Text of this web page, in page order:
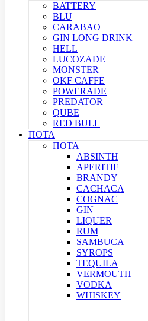
BATTERY
BLU
CARABAO
GIN LONG DRINK
HELL
LUCOZADE
MONSTER
OKF CAFFE
POWERADE
PREDATOR
QUBE
RED BULL
ΠΟΤΑ
ΠΟΤΑ
ABSINTH
APERITIF
BRANDY
CACHACA
COGNAC
GIN
LIQUER
RUM
SAMBUCA
SYROPS
TEQUILA
VERMOUTH
VODKA
WHISKEY